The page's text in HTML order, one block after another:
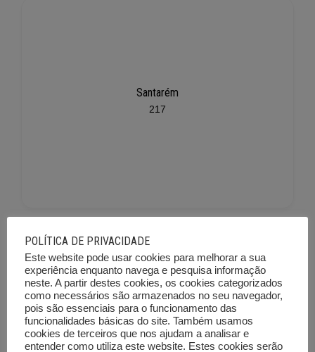
Santarém
217
Setúbal
225
POLÍTICA DE PRIVACIDADE
Este website pode usar cookies para melhorar a sua
experiência enquanto navega e pesquisa informação
neste. A partir destes cookies, os cookies categorizados
como necessários são armazenados no seu navegador,
pois são essenciais para o funcionamento das
funcionalidades básicas do site. Também usamos
cookies de terceiros que nos ajudam a analisar e
entender como utiliza este website. Estes cookies serão